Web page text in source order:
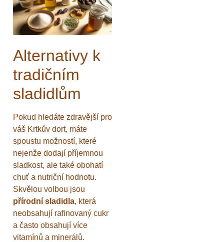
Alternativy k
tradičním
sladidlům
Pokud hledáte zdravější pro
váš Krtkův dort, máte
spoustu možností, které
nejenže dodají příjemnou
sladkost, ale také obohatí
chuť a nutriční hodnotu.
Skvělou volbou jsou
přírodní sladidla, která
neobsahují rafinovaný cukr
a často obsahují více
vitamínů a minerálů.